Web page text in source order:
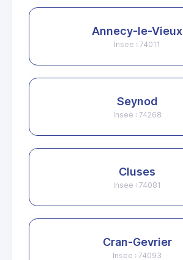
Annecy-le-Vieux
Insee : 74011
Seynod
Insee : 74268
Cluses
Insee : 74081
Cran-Gevrier
Insee : 74093